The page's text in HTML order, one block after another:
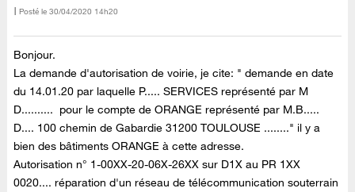
Posté le ‎30/04/2020 14h20
Bonjour.
La demande d'autorisation de voirie, je cite: " demande en date
du 14.01.20 par laquelle P..... SERVICES représenté par M
D.......... pour le compte de ORANGE représenté par M.B.....
D.... 100 chemin de Gabardie 31200 TOULOUSE ........" il y a
bien des bâtiments ORANGE à cette adresse.
Autorisation n° 1-00XX-20-06X-26XX sur D1X au PR 1XX
0020.... réparation d'un réseau de télécommunication souterrain